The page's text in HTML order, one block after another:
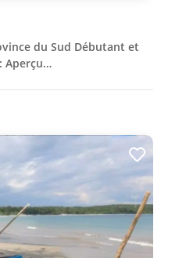
du Sud Débutant et
Aperçu…